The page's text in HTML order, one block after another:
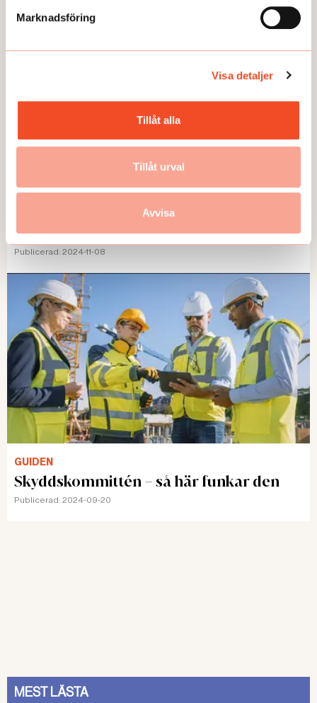
Marknadsföring
Visa detaljer
Tillåt alla
Tillåt urval
Avvisa
Nya råd för mer inkludering
Publicerad: 2024-11-08
GUIDEN
Skyddskommittén – så här funkar den
Publicerad: 2024-09-20
MEST LÄSTA